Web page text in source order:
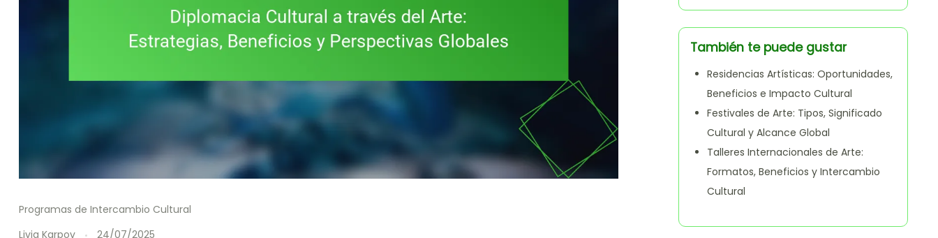
Programas de Intercambio Cultural
Livia Karpov
24/07/2025
También te puede gustar
Residencias Artísticas: Oportunidades,
Beneficios e Impacto Cultural
Festivales de Arte: Tipos, Significado
Cultural y Alcance Global
Talleres Internacionales de Arte:
Formatos, Beneficios y Intercambio
Cultural